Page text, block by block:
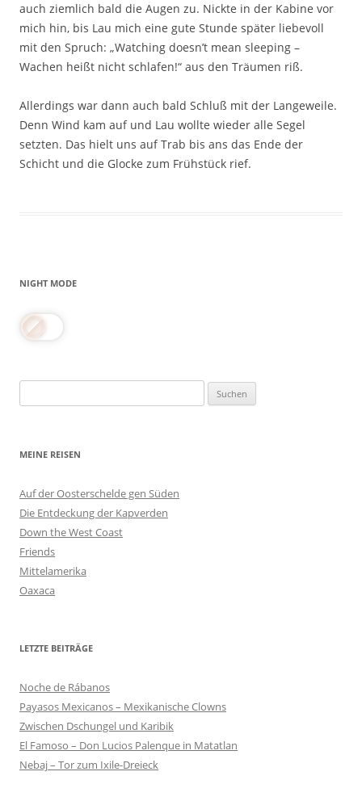
auch ziemlich bald die Augen zu. Nickte in der Kabine vor
mich hin, bis Lau mich eine gute Stunde später liebevoll
mit den Spruch: „Watching doesn’t mean sleeping –
Wachen heißt nicht schlafen!“ aus den Träumen riß.
Allerdings war dann auch bald Schluß mit der Langeweile.
Denn Wind kam auf und Lau wollte wieder alle Segel
setzten. Das hielt uns auf Trab bis ans das Ende der
Schicht und die Glocke zum Frühstück rief.
NIGHT MODE
nach:
MEINE REISEN
Auf der Oosterschelde gen Süden
Die Entdeckung der Kapverden
Down the West Coast
Friends
Mittelamerika
Oaxaca
LETZTE BEITRÄGE
Noche de Rábanos
Payasos Mexicanos – Mexikanische Clowns
Zwischen Dschungel und Karibik
El Famoso – Don Lucios Palenque in Matatlan
Nebaj – Tor zum Ixile-Dreieck